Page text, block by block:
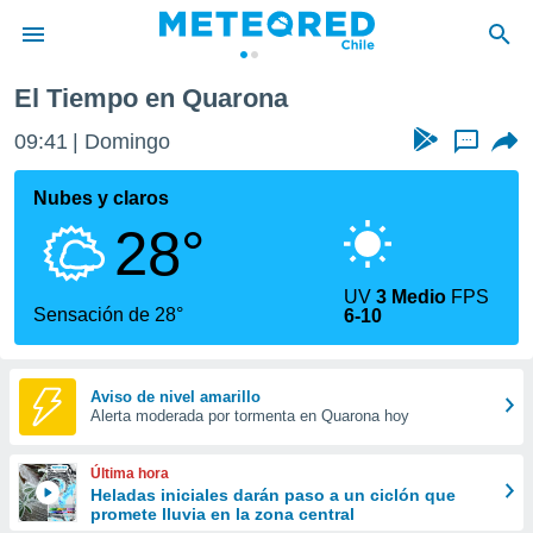
de
por
que se
calidad.
a este
las
y
forma
digital
basada
El Tiempo en Quarona
09:41 Domingo ...
Nubes y claros
28°
Sensación de 28°
UV3 Medio FPS
6-10
Aviso de nivel amarillo
Alerta moderada por tormenta en Quarona hoy
Última hora
Heladas iniciales darán paso a un ciclón que
promete lluvia en la zona central